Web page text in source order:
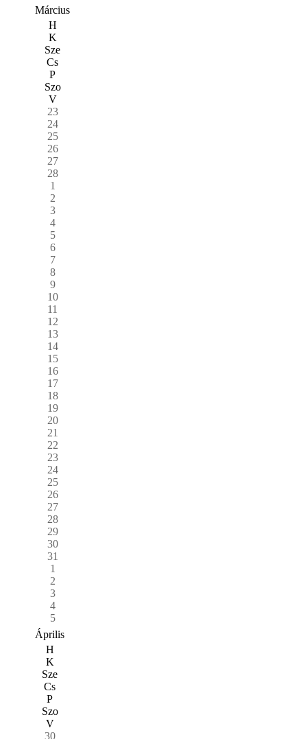
Március
H
K
Sze
Cs
P
Szo
V
23
24
25
26
27
28
1
2
3
4
5
6
7
8
9
10
11
12
13
14
15
16
17
18
19
20
21
22
23
24
25
26
27
28
29
30
31
1
2
3
4
5
Április
H
K
Sze
Cs
P
Szo
V
30